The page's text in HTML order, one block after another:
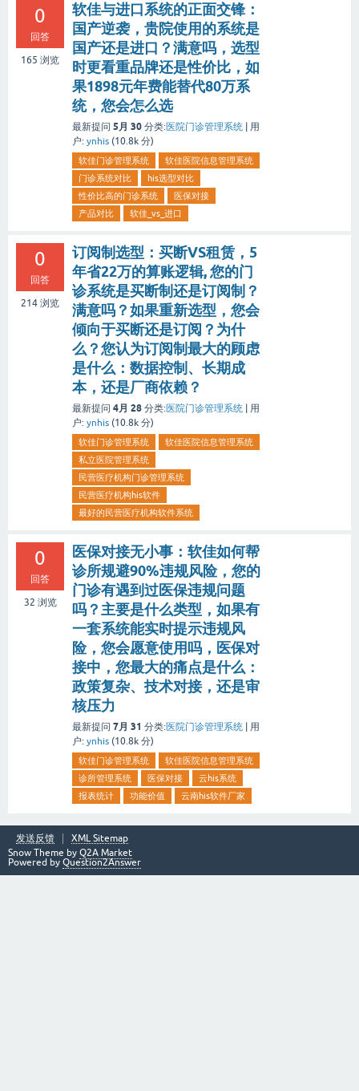
0
回答
165 浏览
软佳与进口系统的正面交锋：
国产逆袭，贵院使用的系统是
国产还是进口？满意吗，选型
时更看重品牌还是性价比，如
果1898元年费能替代80万系
统，您会怎么选
最新提问 5月 30 分类:医院门诊管理系统
用
户: ynhis (10.8k 分)
软佳门诊管理系统
软佳医院信息管理系统
门诊系统对比
his选型对比
性价比高的门诊系统
医保对接
产品对比
软佳_vs_进口
0
回答
214 浏览
订阅制选型：买断VS租赁，5
年省22万的算账逻辑, 您的门
诊系统是买断制还是订阅制？
满意吗？如果重新选型，您会
倾向于买断还是订阅？为什
么？您认为订阅制最大的顾虑
是什么：数据控制、长期成
本，还是厂商依赖？
最新提问 4月 28 分类:医院门诊管理系统
用
户: ynhis (10.8k 分)
软佳门诊管理系统
软佳医院信息管理系统
私立医院管理系统
民营医疗机构门诊管理系统
民营医疗机构his软件
最好的民营医疗机构软件系统
0
回答
32 浏览
医保对接无小事：软佳如何帮
诊所规避90%违规风险，您的
门诊有遇到过医保违规问题
吗？主要是什么类型，如果有
一套系统能实时提示违规风
险，您会愿意使用吗，医保对
接中，您最大的痛点是什么：
政策复杂、技术对接，还是审
核压力
最新提问 7月 31 分类:医院门诊管理系统
用
户: ynhis (10.8k 分)
软佳门诊管理系统
软佳医院信息管理系统
诊所管理系统
医保对接
云his系统
报表统计
功能价值 云南his软件厂家
发送反馈
XML Sitemap
Snow Theme by Q2A Market
Powered by Question2Answer